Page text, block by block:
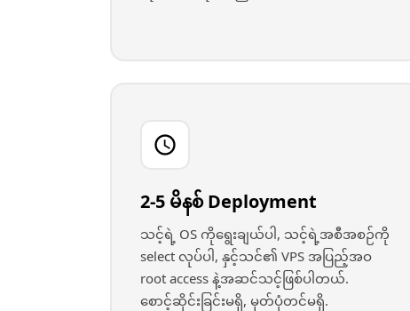
2-5 မိနစ် Deployment
သင့်ရဲ့ OS ကိုရွေးချယ်ပါ, သင့်ရဲ့အစီအစဉ်ကို
select လုပ်ပါ, နှင့်သင်၏ VPS အပြည့်အဝ
root access နဲ့အဆင်သင့်ဖြစ်ပါတယ်.
စောင့်ဆိုင်းခြင်းမရှိ, မှတ်ပုံတင်မရှိ.